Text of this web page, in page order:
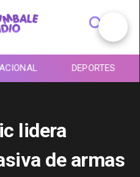
DEPORTES
lidera
de armas